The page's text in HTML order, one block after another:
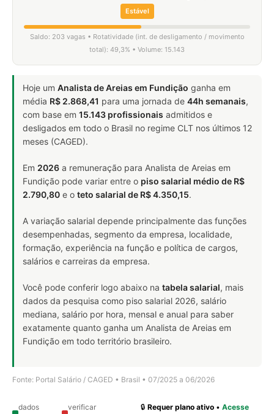
Estável
Saldo: 203 vagas • Rotatividade (int. de desligamento / movimento
total): 49,3% • Volume: 15.143
Hoje um Analista de Areias em Fundição ganha em
média R$ 2.868,41 para uma jornada de 44h semanais,
com base em 15.143 profissionais admitidos e
desligados em todo o Brasil no regime CLT nos últimos 12
meses (CAGED).
Em 2026 a remuneração para Analista de Areias em
Fundição pode variar entre o piso salarial médio de R$
2.790,80 e o teto salarial de R$ 4.350,15.
A variação salarial depende principalmente das funções
desempenhadas, segmento da empresa, localidade,
formação, experiência na função e política de cargos,
salários e carreiras da empresa.
Você pode conferir logo abaixo na tabela salarial, mais
dados da pesquisa como piso salarial 2026, salário
mediana, salário por hora, mensal e anual para saber
exatamente quanto ganha um Analista de Areias em
Fundição em todo território brasileiro.
Fonte: Portal Salário / CAGED • Brasil • 07/2025 a 06/2026
dados
verificar
🔒Requer plano ativo •Acesse